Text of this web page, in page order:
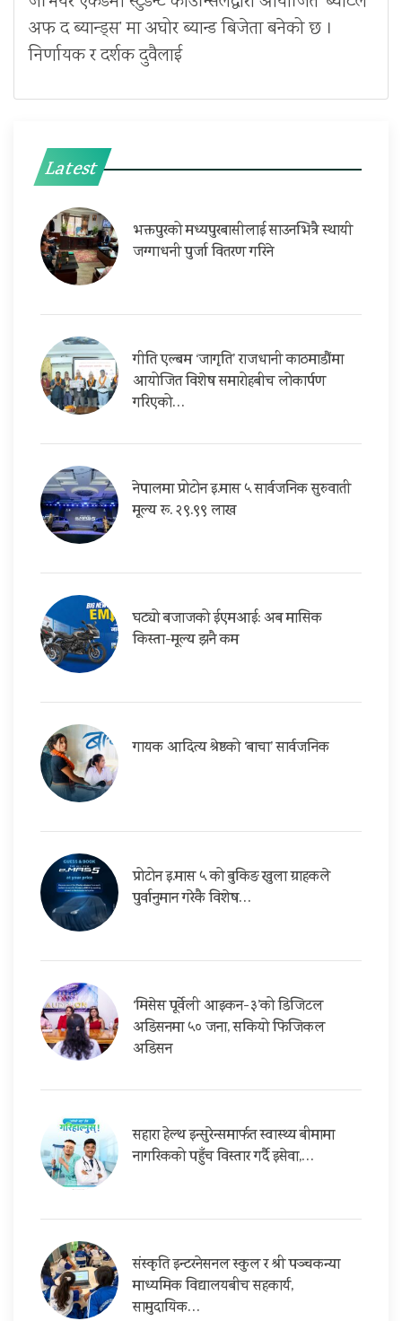
अफ द ब्यान्ड्स’ मा अघोर ब्यान्ड बिजेता बनेको छ ।
निर्णायक र दर्शक दुवैलाई
Latest
भक्तपुरको मध्यपुरबासीलाई साउनभित्रै स्थायी
जग्गाधनी पुर्जा वितरण गरिने
गीति एल्बम ‘जागृति’ राजधानी काठमाडौंमा
आयोजित विशेष समारोहबीच लोकार्पण
गरिएको…
नेपालमा प्रोटोन इ.मास ५ सार्वजनिक सुरुवाती
मूल्य रू. २९.९९ लाख
घट्यो बजाजको ईएमआई: अब मासिक
किस्ता-मूल्य झनै कम
गायक आदित्य श्रेष्ठको ‘बाचा’ सार्वजनिक
प्रोटोन इ.मास ५ को बुकिङ खुला ग्राहकले
पुर्वानुमान गरेकै विशेष…
‘मिसेस पूर्वेली आइकन-३’को डिजिटल
अडिसनमा ५० जना, सकियो फिजिकल
अडिसन
सहारा हेल्थ इन्सुरेन्समार्फत स्वास्थ्य बीमामा
नागरिकको पहुँच विस्तार गर्दै इसेवा,…
संस्कृति इन्टरनेसनल स्कुल र श्री पञ्चकन्या
माध्यमिक विद्यालयबीच सहकार्य,
सामुदायिक…